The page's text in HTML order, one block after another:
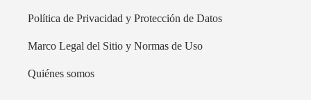
Política de Privacidad y Protección de Datos
Marco Legal del Sitio y Normas de Uso
Quiénes somos